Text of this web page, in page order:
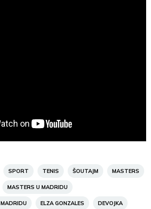
SPORT TENIS ŠOUTAJM MASTERS
MASTERS U MADRIDU
ELZA GONZALES DEVOJKA